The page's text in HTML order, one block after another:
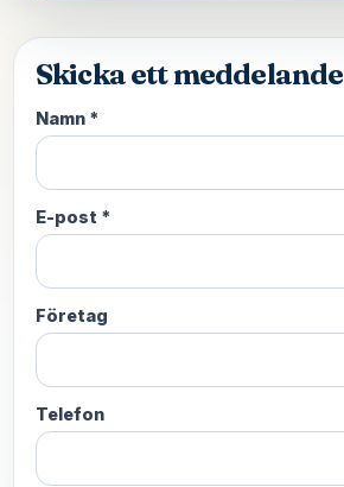
Skicka ett meddelande
Namn *
E-post *
Företag
Telefon